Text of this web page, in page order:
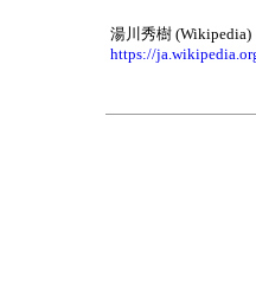
湯川秀樹
https://